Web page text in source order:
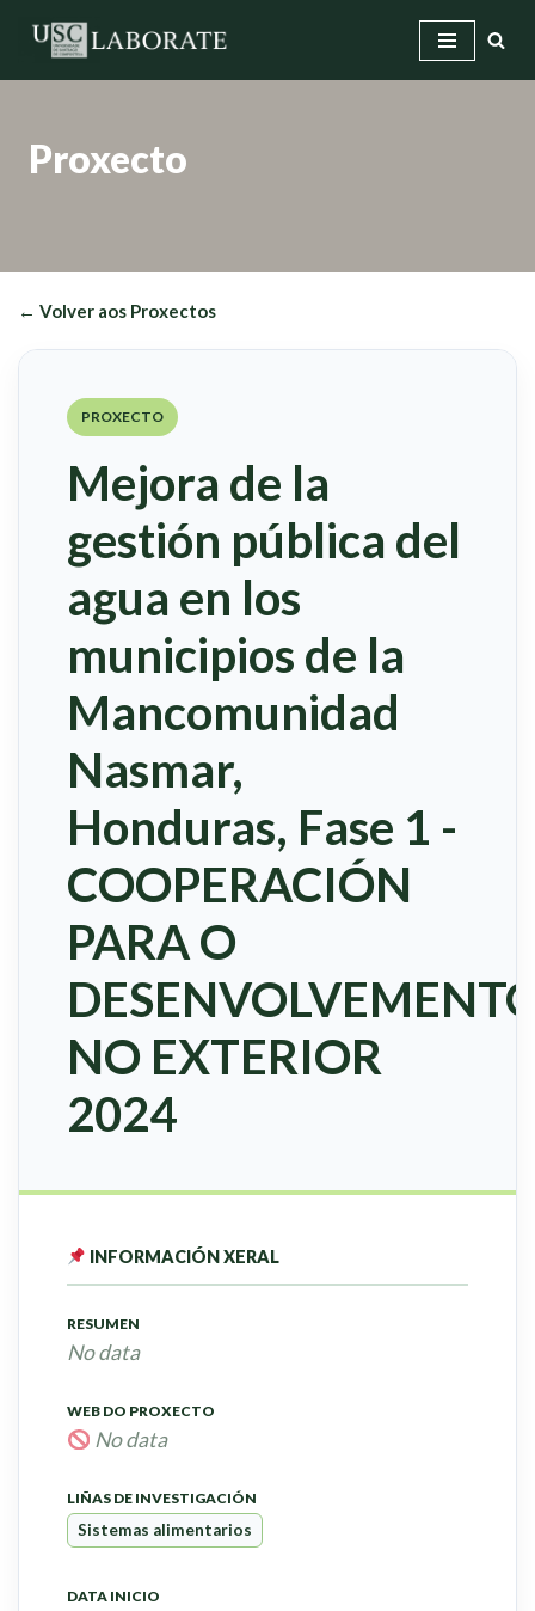
Saltar
Proxecto
← Volver aos Proxectos
PROXECTO
Mejora de la
gestión pública del
agua en los
municipios de la
Mancomunidad
Nasmar,
Honduras, Fase 1 -
COOPERACIÓN
PARA O
NO EXTERIOR
2024
INFORMACIÓN XERAL
RESUMEN
No data
WEB DO PROXECTO
No data
LIÑAS DE INVESTIGACIÓN
Sistemas alimentarios
DATA INICIO